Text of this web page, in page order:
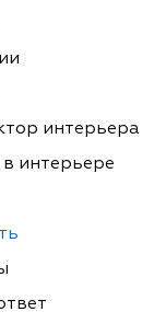
интерьера
интерьере